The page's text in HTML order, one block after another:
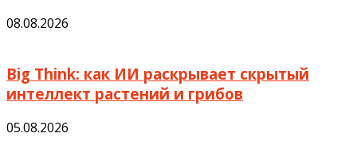
08.08.2026
Big Think: как ИИ раскрывает скрытый
интеллект растений и грибов
05.08.2026